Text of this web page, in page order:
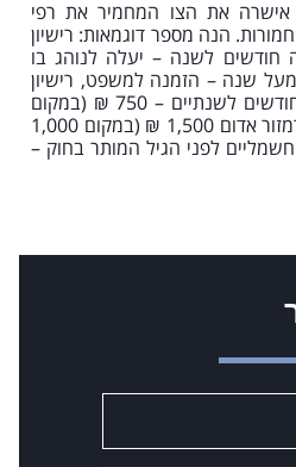
את הצו המחמיר את רפי
חמורות. הנה מספר דוגמאות: רישיון
חודשים לשנה – יעלה לנוהג בו
₪ (במקום 750 ₪) מעל שנה – הזמנה למשפט, רישיון
נהיגה פג תוקף בין שישה חודשים לשנתיים – 750 ₪ (במקום
הזמנה למשפט), אי ציות לרמזור אדום 1,500 ₪ (במקום 1,000
לפני הגיל המותר בחוק –